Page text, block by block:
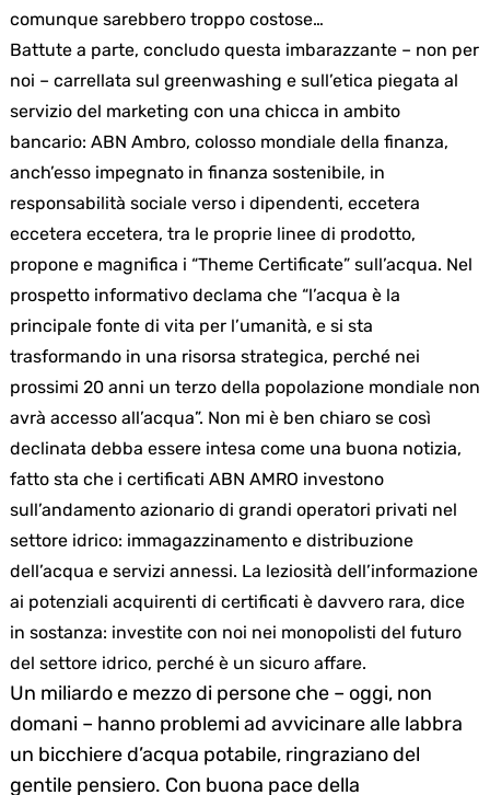
comunque sarebbero troppo costose…
Battute a parte, concludo questa imbarazzante – non per
noi – carrellata sul greenwashing e sull’etica piegata al
servizio del marketing con una chicca in ambito
bancario: ABN Ambro, colosso mondiale della finanza,
anch’esso impegnato in finanza sostenibile, in
responsabilità sociale verso i dipendenti, eccetera
eccetera eccetera, tra le proprie linee di prodotto,
propone e magnifica i “Theme Certificate” sull’acqua. Nel
prospetto informativo declama che “l’acqua è la
principale fonte di vita per l’umanità, e si sta
trasformando in una risorsa strategica, perché nei
prossimi 20 anni un terzo della popolazione mondiale non
avrà accesso all’acqua”. Non mi è ben chiaro se così
declinata debba essere intesa come una buona notizia,
fatto sta che i certificati ABN AMRO investono
sull’andamento azionario di grandi operatori privati nel
settore idrico: immagazzinamento e distribuzione
dell’acqua e servizi annessi. La leziosità dell’informazione
ai potenziali acquirenti di certificati è davvero rara, dice
in sostanza: investite con noi nei monopolisti del futuro
del settore idrico, perché è un sicuro affare.
Un miliardo e mezzo di persone che – oggi, non
domani – hanno problemi ad avvicinare alle labbra
un bicchiere d’acqua potabile, ringraziano del
gentile pensiero. Con buona pace della